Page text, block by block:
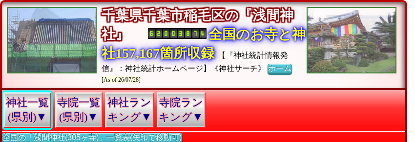
千葉県千葉市稲毛区の『浅間神
社』
全国のお寺と神
社157,167箇所収録
【『神社統計情報発
信』：神社統計ホームページ】《神社サーチ》ホーム
[As of 26/07/28]
神社一覧
(県別)▼
寺院一覧
(県別)▼
神社ラン
キング▼
寺院ラン
キング▼
全国の「浅間神社(305ヶ寺)」一覧表(矢印で移動可)